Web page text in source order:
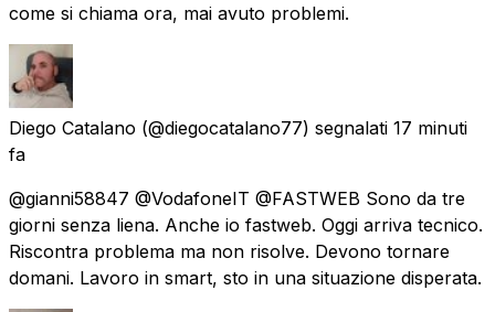
come si chiama ora, mai avuto problemi.
Diego Catalano (@diegocatalano77) segnalati 17 minuti
fa
@gianni58847 @VodafoneIT @FASTWEB Sono da tre
giorni senza liena. Anche io fastweb. Oggi arriva tecnico.
Riscontra problema ma non risolve. Devono tornare
domani. Lavoro in smart, sto in una situazione disperata.